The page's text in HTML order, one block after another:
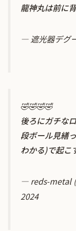
龍神丸は前に
— 遮光器デグ
🤣🤣🤣🤣
後ろにガチな
段ボール見繕
わかる)で起こ
— reds-metal
2024